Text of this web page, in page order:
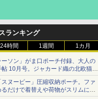
ランキング
24時間 1週間 1カ月
ーソン」がま口ポーチ付録、大人の
帖 10月号。ジャカード織の北欧猫デ
ヌーピー」圧縮収納ポーチ。ファ
るだけで着替えや荷物がスリムにま